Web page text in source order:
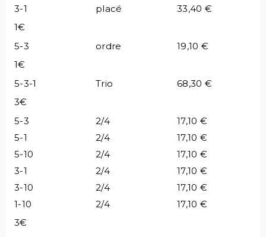
3-1 placé
33,40 €
1€
5-3
ordre
19,10 €
1€
5-3-1
Trio
68,30 €
3€
5-3
2/4
17,10 €
5-1
2/4
17,10 €
5-10
2/4
17,10 €
3-1
2/4
17,10 €
3-10
2/4
17,10 €
1-10
2/4
17,10 €
3€